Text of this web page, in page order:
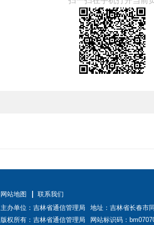
网站地图
联系我们
主办单位：吉林省通信管理局
地址：吉林省长春市
版权所有：吉林省通信管理局
网站标识码：